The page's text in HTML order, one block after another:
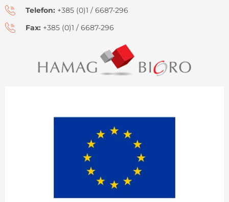
Telefon: +385 (0)1 / 6687-296
Fax: +385 (0)1 / 6687-296